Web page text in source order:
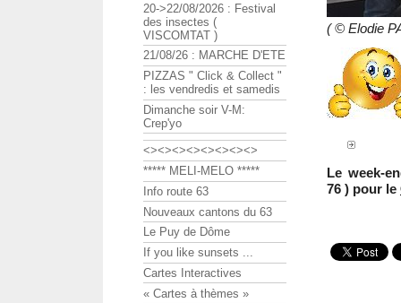
( © Elodie
Le week-
76 ) pour le
20->22/08/2026 : Festival
des insectes (
VISCOMTAT )
21/08/26 : MARCHE D'ETE
PIZZAS " Click & Collect "
: les vendredis et samedis
Dimanche soir V-M:
Crep'yo
<><><><><><><><>
***** MELI-MELO *****
Info route 63
Nouveaux cantons du 63
Le Puy de Dôme
If you like sunsets ...
Cartes Interactives
« Cartes à thèmes »